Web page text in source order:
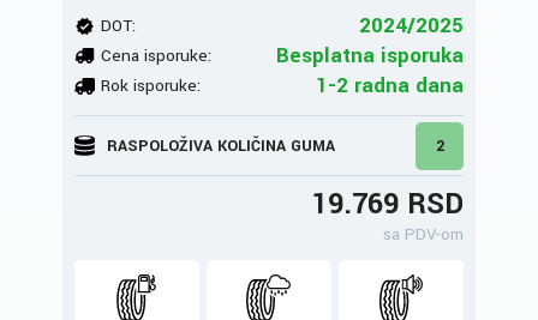
DOT: 2024/2025
Cena isporuke: Besplatna isporuka
Rok isporuke: 1-2 radna dana
RASPOLOŽIVA KOLIČINA GUMA 2
19.769 RSD
sa PDV-om